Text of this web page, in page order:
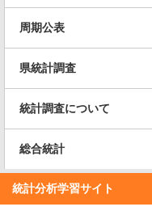
周期公表
県統計調査
統計調査について
総合統計
統計分析学習サイト